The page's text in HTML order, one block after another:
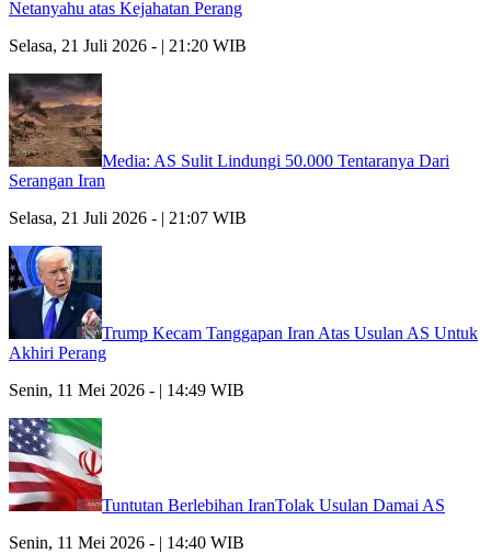
Netanyahu atas Kejahatan Perang
Selasa, 21 Juli 2026 - | 21:20 WIB
Media: AS Sulit Lindungi 50.000 Tentaranya Dari
Serangan Iran
Selasa, 21 Juli 2026 - | 21:07 WIB
Trump Kecam Tanggapan Iran Atas Usulan AS Untuk
Akhiri Perang
Senin, 11 Mei 2026 - | 14:49 WIB
Tuntutan Berlebihan IranTolak Usulan Damai AS
Senin, 11 Mei 2026 - | 14:40 WIB